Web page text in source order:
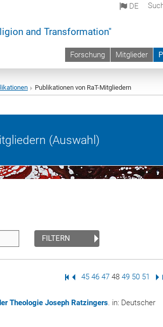
DE
and Transformation"
Forschung Mitglieder
Publikationen von RaT-Mitgliedern
(Auswahl)
FILTERN
Erste Seite
Vorige Seite
Seite
45 Seite
46 Seite
47 Seite
48 Seite
49 Seite
50 Seite
51
Theologie Joseph Ratzingers. in: Deutscher